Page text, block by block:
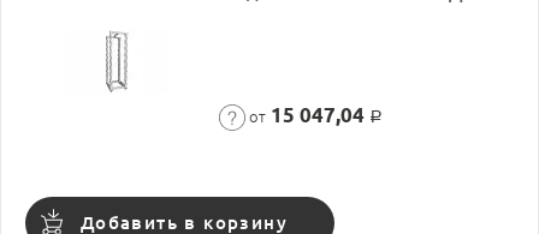
от 15 047,04 Р
Добавить в корзину